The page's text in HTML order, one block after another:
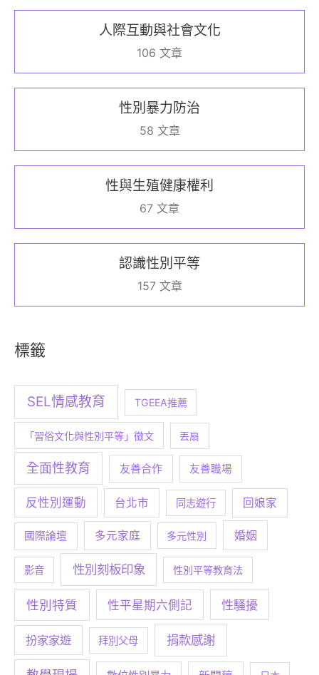
人際互動與社會文化
106 文章
性別暴力防治
58 文章
性與生殖健康權利
67 文章
認識性別平等
157 文章
標籤
SEL情感教育 TGEEA推薦
「習俗文化與性別平等」徵文 丟扇
全面性教育 友善合作 友善職場
反性別運動 台北市 同志遊行 回娘家
國際論壇 多元家庭 多元性別 婚姻
影音 性別刻板印象 性別平等教育法
性別特質 性平星期六側記 性騷擾
扮家家遊 拜別父母 捐款感謝